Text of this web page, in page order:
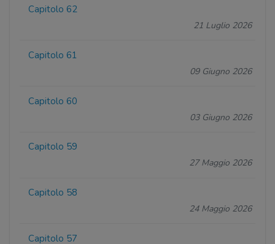
Capitolo 62
21 Luglio 2026
Capitolo 61
09 Giugno 2026
Capitolo 60
03 Giugno 2026
Capitolo 59
27 Maggio 2026
Capitolo 58
24 Maggio 2026
Capitolo 57